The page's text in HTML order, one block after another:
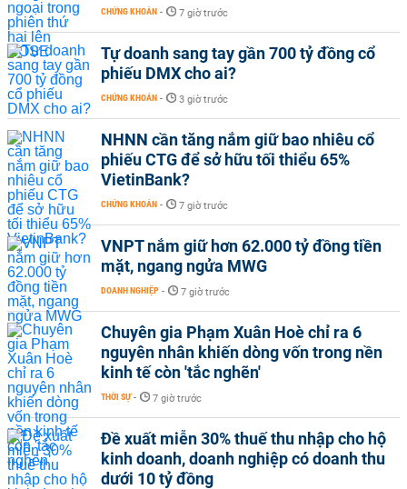
CHỨNG KHOÁN - 7 giờ trước
Tự doanh sang tay gần 700 tỷ đồng cổ
phiếu DMX cho ai?
CHỨNG KHOÁN - 3 giờ trước
NHNN cần tăng nắm giữ bao nhiêu cổ
phiếu CTG để sở hữu tối thiểu 65%
VietinBank?
CHỨNG KHOÁN - 7 giờ trước
VNPT nắm giữ hơn 62.000 tỷ đồng tiền
mặt, ngang ngửa MWG
DOANH NGHIỆP - 7 giờ trước
Chuyên gia Phạm Xuân Hoè chỉ ra 6
nguyên nhân khiến dòng vốn trong nền
kinh tế còn 'tắc nghẽn'
THỜI SỰ - 7 giờ trước
Đề xuất miễn 30% thuế thu nhập cho hộ
kinh doanh, doanh nghiệp có doanh thu
dưới 10 tỷ đồng